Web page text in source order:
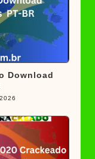
Download